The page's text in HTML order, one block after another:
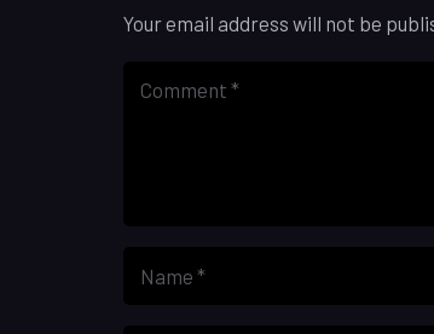
Your email address will not be